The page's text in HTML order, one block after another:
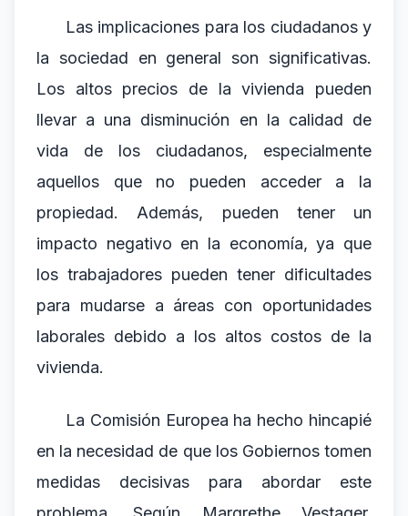
Las implicaciones para los ciudadanos y
la sociedad en general son significativas.
Los altos precios de la vivienda pueden
llevar a una disminución en la calidad de
vida de los ciudadanos, especialmente
aquellos que no pueden acceder a la
propiedad. Además, pueden tener un
impacto negativo en la economía, ya que
los trabajadores pueden tener dificultades
para mudarse a áreas con oportunidades
laborales debido a los altos costos de la
vivienda.
La Comisión Europea ha hecho hincapié
en la necesidad de que los Gobiernos tomen
medidas decisivas para abordar este